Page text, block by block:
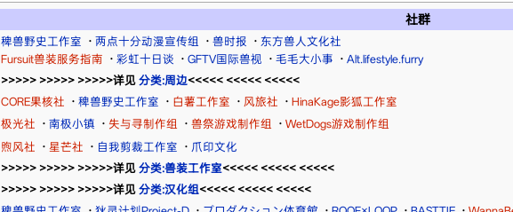
社群
稗兽野史工作室 · 两点十分动漫宣传组 · 兽时报 · 东方兽人文化社
Fursuit兽装服务指南 · 彩虹十日谈 · GFTV国际兽视 · 毛毛大小事 · Alt.lifestyle.furry
>>>>> >>>>> >>>>>详见 分类:周边<<<<< <<<<< <<<<<
CORE果核社 · 稗兽野史工作室 · 白薯工作室 · 风旅社 · HinaKage影狐工作室
极光社 · 南极小镇 · 失与寻制作组 · 兽祭游戏制作组 · WetDogs游戏制作组
煦风社 · 星芒社 · 自我剪裁工作室 · 爪印文化
>>>>> >>>>> >>>>>详见 分类:兽装工作室<<<<< <<<<< <<<<<
>>>>> >>>>> >>>>>详见 分类:汉化组<<<<< <<<<< <<<<<